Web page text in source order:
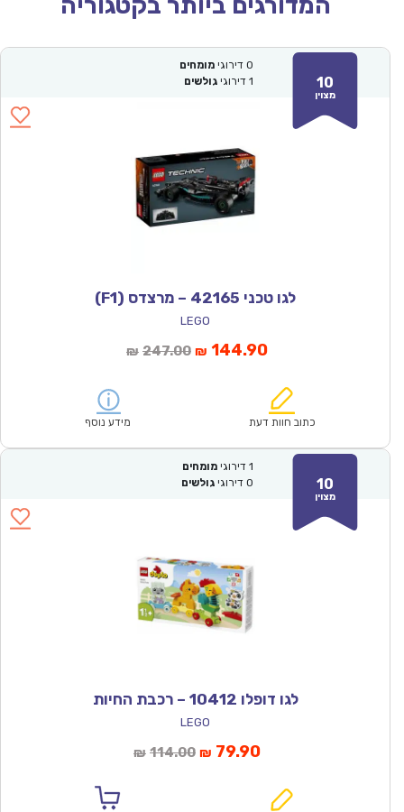
10
מצוין
0 דירוגי מומחים
1 דירוגי גולשים
לגו טכני 42165 – מרצדס (F1)
LEGO
₪ 247.00המחיר
₪247.00.
₪ 144.90המחיר
הוא:
כתוב חוות דעת מידע נוסף
10
מצוין
1 דירוגי מומחים
0 דירוגי גולשים
לגו דופלו 10412 – רכבת החיות
LEGO
₪ 114.00המחיר
₪ 79.90המחיר
הוא: